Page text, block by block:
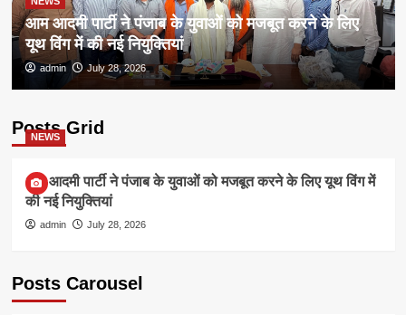
आम आदमी पार्टी ने पंजाब के युवाओं को मजबूत करने के लिए
यूथ विंग में की नई नियुक्तियां
admin July 28, 2026
Posts Grid
NEWS
आम आदमी पार्टी ने पंजाब के युवाओं को मजबूत करने के लिए यूथ विंग में
की नई नियुक्तियां
admin July 28, 2026
Posts Carousel
NEWS